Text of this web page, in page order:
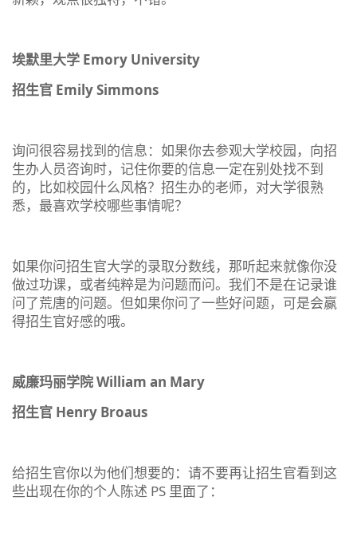
埃默里大学 Emory University
招生官 Emily Simmons
询问很容易找到的信息：如果你去参观大学校园，向招
生办人员咨询时，记住你要的信息一定在别处找不到
的，比如校园什么风格？招生办的老师，对大学很熟
悉，最喜欢学校哪些事情呢？
如果你问招生官大学的录取分数线，那听起来就像你没
做过功课，或者纯粹是为问题而问。我们不是在记录谁
问了荒唐的问题。但如果你问了一些好问题，可是会赢
得招生官好感的哦。
威廉玛丽学院 William an Mary
招生官 Henry Broaus
给招生官你以为他们想要的：请不要再让招生官看到这
些出现在你的个人陈述 PS 里面了：